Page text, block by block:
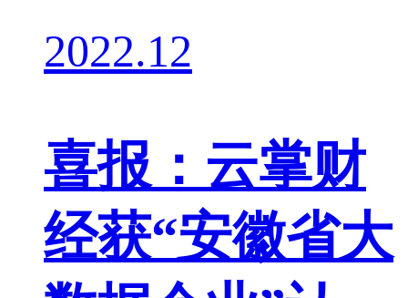
2022.12
喜报：云掌财
经获“安徽省大